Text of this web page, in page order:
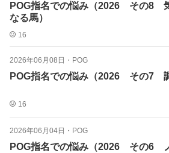
POG指名での悩み（2026 その8
なる馬）
16
2026年06月08日 ・ POG
POG指名での悩み（2026 その7
16
2026年06月04日 ・ POG
POG指名での悩み（2026 その6